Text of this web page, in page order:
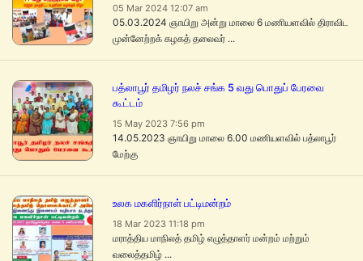
05 Mar 2024 12:07 am
05.03.2024 ஞாயிறு அன்று மாலை 6 மணியளவில் திராவிட
முன்னேற்றக் கழகத் தலைவர் ...
பத்லாபூர் தமிழர் நலச் சங்க 5 வது பொதுப் பேரவை
கூட்டம்
15 May 2023 7:56 pm
14.05.2023 ஞாயிறு மாலை 6.00 மணியளவில் பத்லாபூர்
மேற்கு
உலக மகளிர்நாள் பட்டிமன்றம்
18 Mar 2023 11:18 pm
மராத்திய மாநிலத் தமிழ் எழுத்தாளர் மன்றம் மற்றும்
வலைத்தமிழ் ...